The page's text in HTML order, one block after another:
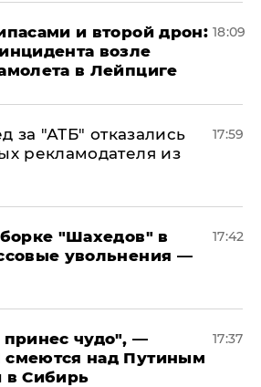
и второй дрон:
возле
в Лейпциге
18:09
за "АТБ" отказались
рекламодателя из
17:59
"Шахедов" в
увольнения —
17:42
принес чудо", —
над Путиным
в Сибирь
17:37